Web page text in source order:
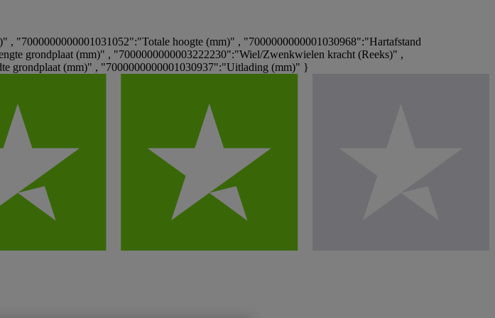
"7000000000001031052":"Totale hoogte (mm)" , "7000000000001030968":"Hartafstand
grondplaat (mm)" , "7000000000003222230":"Wiel/Zwenkwielen kracht (Reeks)" ,
grondplaat (mm)" , "7000000000001030937":"Uitlading (mm)" }